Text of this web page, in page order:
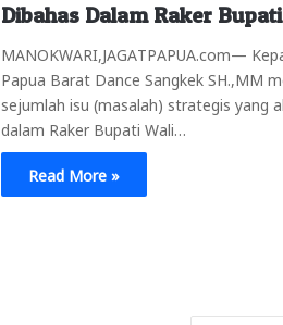
Dibahas Dalam Raker
MANOKWARI,JAGATPAPUA.com—
Papua Barat Dance Sangkek SH.,MM
sejumlah isu (masalah) strategis yang
dalam Raker Bupati Wali…
Read More »